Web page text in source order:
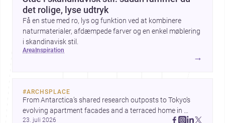
det rolige, lyse udtryk
Få en stue med ro, lys og funktion ved at kombinere
naturmaterialer, afdæmpede farver og en enkel møblering
i skandinavisk stil.
area inspiration
→
#ARCHSPLACE
From Antarctica’s shared research outposts to Tokyo’s
evolving apartment facades and a terraced home in
Amman, these projects show how architecture adapts to
23. juli 2026